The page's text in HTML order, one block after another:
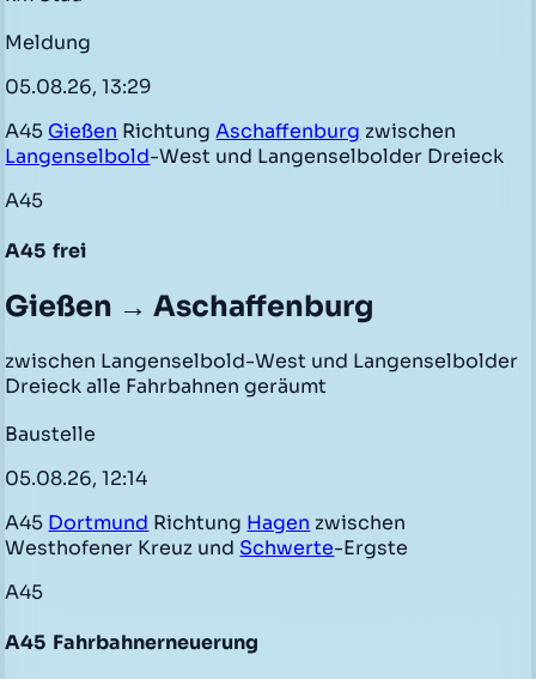
Meldung
05.08.26, 13:29
A45 Gießen RichtungAschaffenburg zwischen
Langenselbold-West und Langenselbolder Dreieck
A45
A45 frei
Gießen → Aschaffenburg
zwischen Langenselbold-West und Langenselbolder
Dreieck alle Fahrbahnen geräumt
Baustelle
05.08.26, 12:14
A45 Dortmund Richtung Hagen zwischen
Westhofener Kreuz und Schwerte-Ergste
A45
A45 Fahrbahnerneuerung